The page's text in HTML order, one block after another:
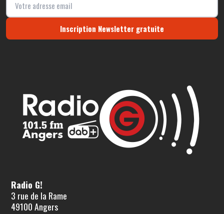
Inscription Newsletter gratuite
Radio G!
3 rue de la Rame
49100 Angers